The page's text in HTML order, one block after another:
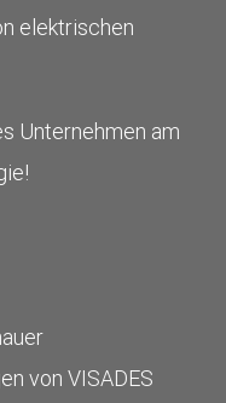
elektrischen
Unternehmen am
von VISADES